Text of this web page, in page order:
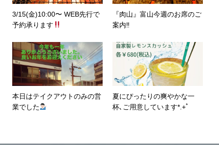
3/15(金)10:00〜 WEB先行で
予約承ります
『肉山』富山今週のお席のご
案内‼︎
本日はテイクアウトのみの営
業でした
夏にぴったりの爽やかな一
杯､ご用意しています*.+ﾟ